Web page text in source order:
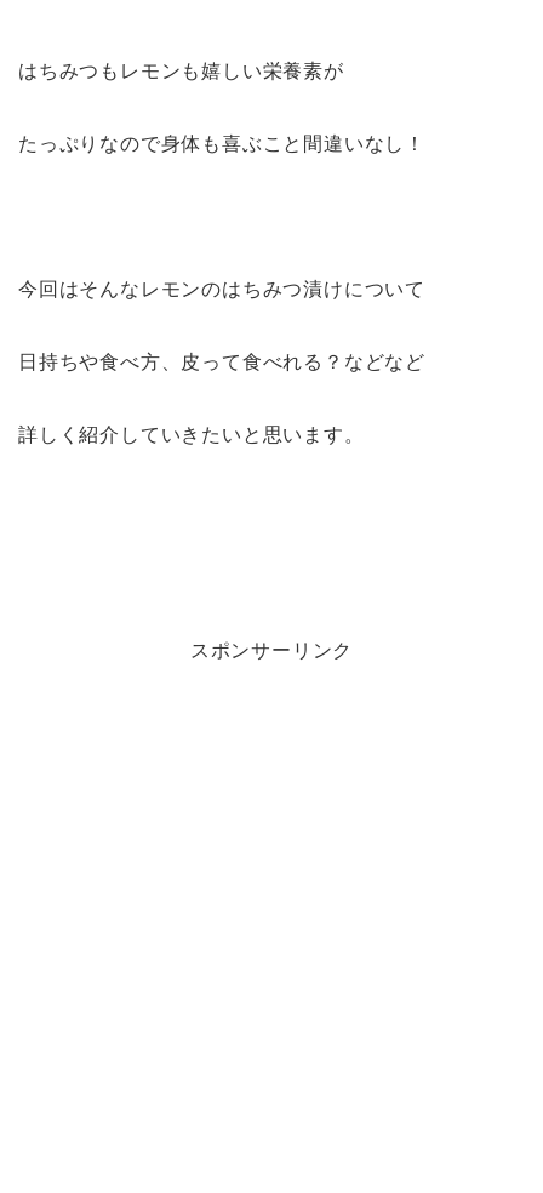
はちみつもレモンも嬉しい栄養素が
たっぷりなので身体も喜ぶこと間違いなし！
今回はそんなレモンのはちみつ漬けについて
日持ちや食べ方、皮って食べれる？などなど
詳しく紹介していきたいと思います。
スポンサーリンク